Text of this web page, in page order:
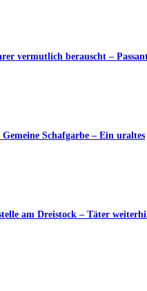
vermutlich berauscht –
Schafgarbe – Ein uraltes
am Dreistock – Täter